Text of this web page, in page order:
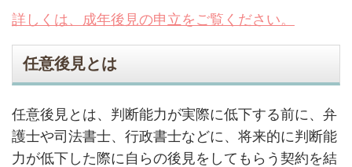
詳しくは、成年後見の申立をご覧ください。
任意後見とは
任意後見とは、判断能力が実際に低下する前に、弁
護士や司法書士、行政書士などに、将来的に判断能
力が低下した際に自らの後見をしてもらう契約を結